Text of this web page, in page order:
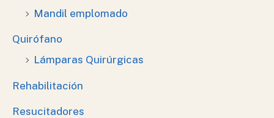
Mandil emplomado
Quirófano
Lámparas Quirúrgicas
Rehabilitación
Resucitadores